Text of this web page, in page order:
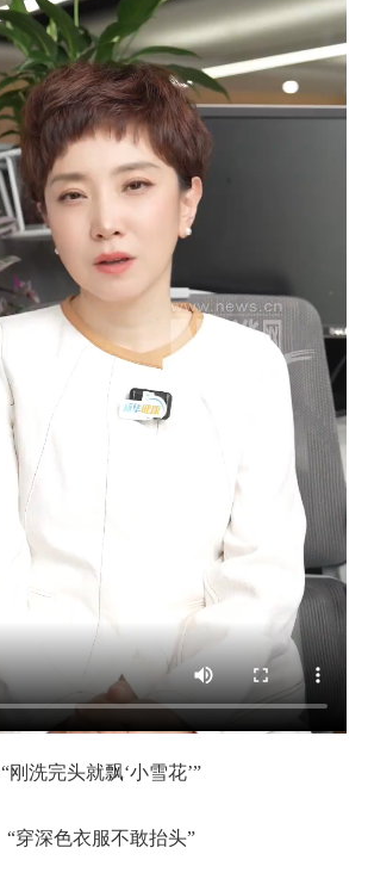
“刚洗完头就飘‘小雪花’”
“穿深色衣服不敢抬头”